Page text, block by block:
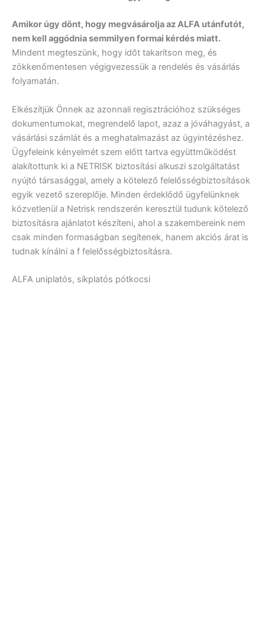
Amikor úgy dönt, hogy megvásárolja az ALFA utánfutót,
nem kell aggódnia semmilyen formai kérdés miatt.
Mindent megteszünk, hogy időt takarítson meg, és
zökkenőmentesen végigvezessük a rendelés és vásárlás
folyamatán.
Elkészítjük Önnek az azonnali regisztrációhoz szükséges
dokumentumokat, megrendelő lapot, azaz a jóváhagyást, a
vásárlási számlát és a meghatalmazást az ügyintézéshez.
Ügyfeleink kényelmét szem előtt tartva együttműködést
alakítottunk ki a NETRISK biztosítási alkuszi szolgáltatást
nyújtó társasággal, amely a kötelező felelősségbiztosítások
egyik vezető szereplője. Minden érdeklődő ügyfelünknek
közvetlenül a Netrisk rendszerén keresztül tudunk kötelező
biztosításra ajánlatot készíteni, ahol a szakembereink nem
csak minden formaságban segítenek, hanem akciós árat is
tudnak kínálni a f felelősségbiztosításra.
ALFA uniplatós, síkplatós pótkocsi